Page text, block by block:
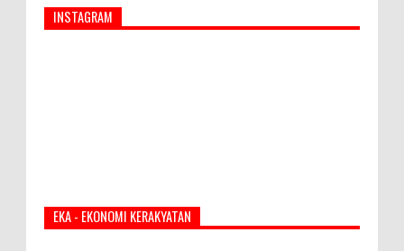
INSTAGRAM
EKA - EKONOMI KERAKYATAN